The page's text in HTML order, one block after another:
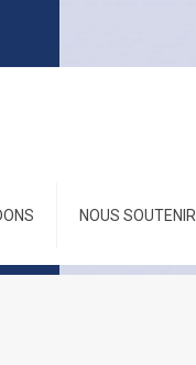
NOUS SOUTENIR